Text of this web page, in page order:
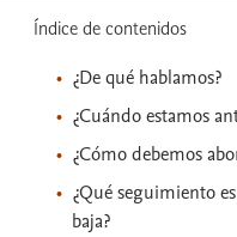
Índice de contenidos
¿De qué hablamos?
¿Cuándo estamos
¿Cómo debemos
¿Qué seguimiento
baja?